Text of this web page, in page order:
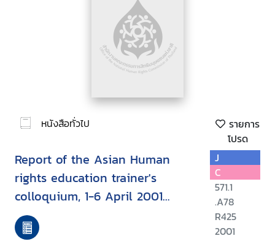
หนังสือทั่วไป
รายการ
โปรด
Report of the Asian Human
rights education trainer's
colloquium, 1-6 April 2001
Chiang Mai, Thailand
J
C
571.1
.A78
R425
2001